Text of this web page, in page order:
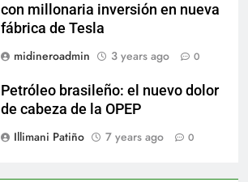
con millonaria inversión en nueva
fábrica de Tesla
midineroadmin
3 years ago 0
Petróleo brasileño: el nuevo dolor
de cabeza de la OPEP
Illimani Patiño
7 years ago 0